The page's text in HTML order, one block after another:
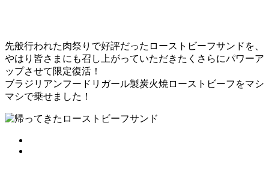
先般行われた肉祭りで好評だったローストビーフサンドを、
やはり皆さまにも召し上がっていただきたくさらにパワーア
ップさせて限定復活！
ブラジリアンフードリガール製炭火焼ローストビーフをマシ
マシで乗せました！